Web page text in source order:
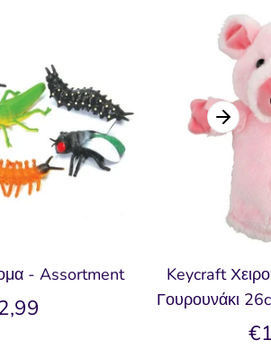
- Assortment
Keycraft
Γουρουνάκι